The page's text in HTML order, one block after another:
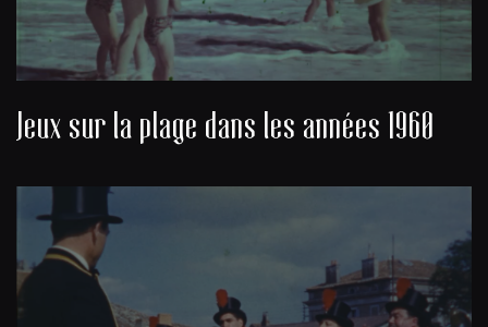
Jeux sur la plage dans les années 1960